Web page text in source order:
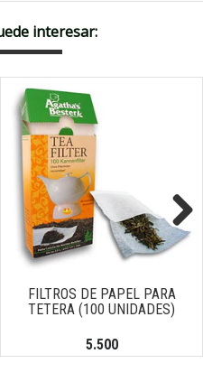
interesar:
FILTROS DE PAPEL PARA
TETERA (100 UNIDADES)
5.500
Next